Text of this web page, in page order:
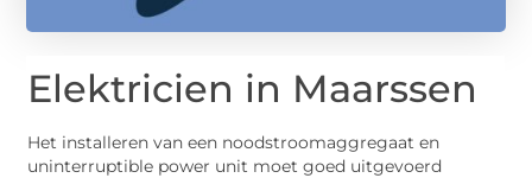
Elektricien in Maarssen
Het installeren van een noodstroomaggregaat en
uninterruptible power unit moet goed uitgevoerd